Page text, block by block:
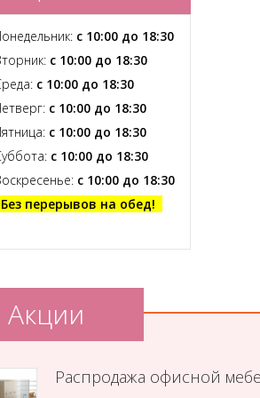
с 10:00 до 18:30
с 10:00 до 18:30
с 10:00 до 18:30
с 10:00 до 18:30
с 10:00 до 18:30
с 10:00 до 18:30
с 10:00 до 18:30
Без перерывов на обед!
Акции
Распродажа офисной